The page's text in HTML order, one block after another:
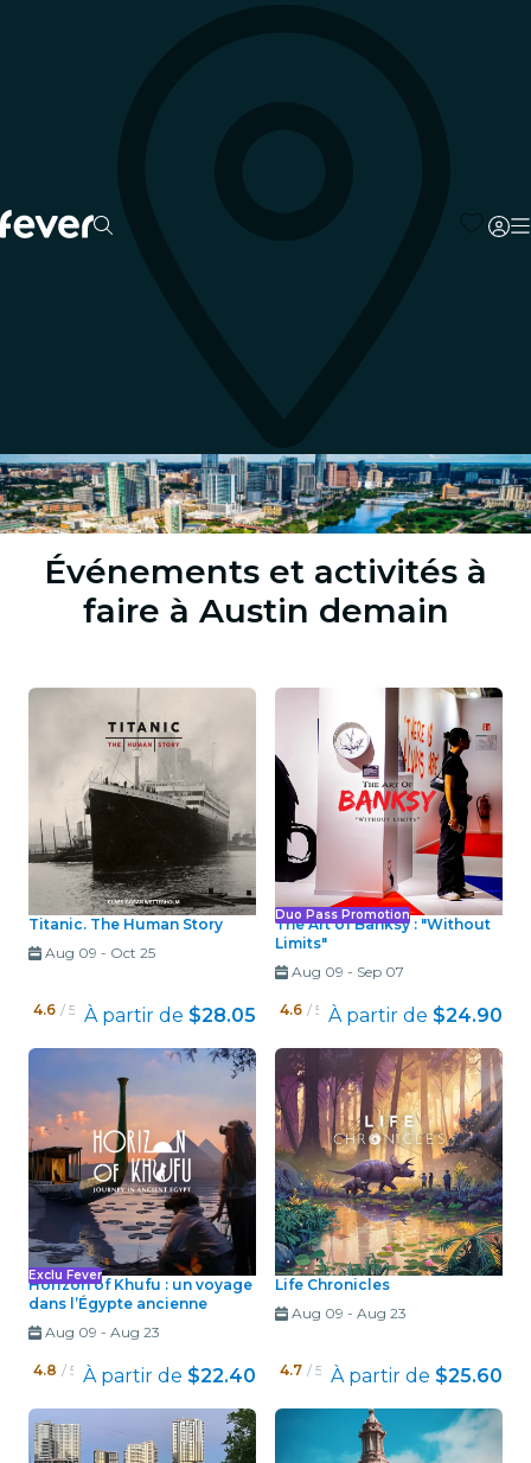
Événements et activités à
faire à Austin demain
Titanic. The Human Story
Aug 09 - Oct 25
4.6 / 5 À partir de $28.05
Duo Pass Promotion
The Art of Banksy : "Without
Limits"
Aug 09 - Sep 07
4.6 / 5 À partir de $24.90
Exclu Fever
Horizon of Khufu : un voyage
dans l’Égypte ancienne
Aug 09 - Aug 23
4.8 / 5 À partir de $22.40
Life Chronicles
Aug 09 - Aug 23
4.7 / 5 À partir de $25.60